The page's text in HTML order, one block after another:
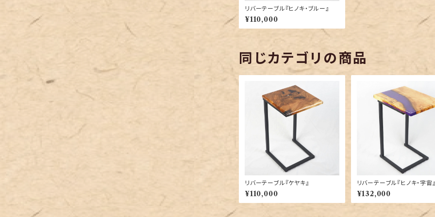
リバーテーブル『ヒノキ・ブルー』
¥110,000
同じカテゴリの商品
リバーテーブル『ケヤキ』
¥110,000
リバーテーブル『ヒノキ・宇宙
¥132,000